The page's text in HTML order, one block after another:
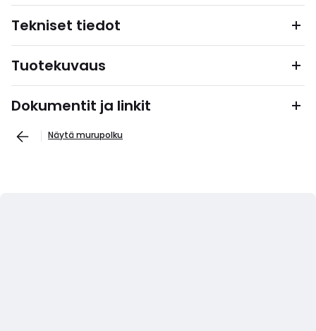
Tekniset tiedot
Tuotekuvaus
Dokumentit ja linkit
Näytä murupolku